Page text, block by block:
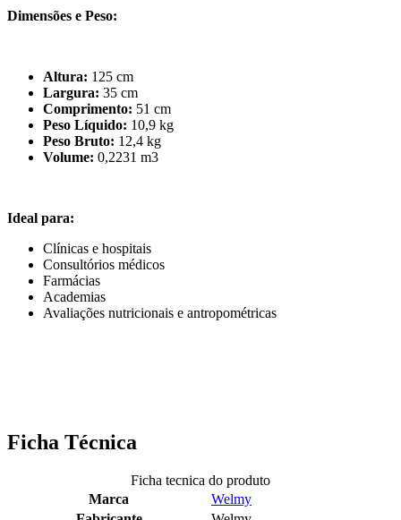
Dimensões e Peso:
Altura: 125 cm
Largura: 35 cm
Comprimento: 51 cm
Peso Líquido: 10,9 kg
Peso Bruto: 12,4 kg
Volume: 0,2231 m3
Ideal para:
Clínicas e hospitais
Consultórios médicos
Farmácias
Academias
Avaliações nutricionais e antropométricas
Ficha Técnica
Ficha tecnica do produto
Marca
Welmy